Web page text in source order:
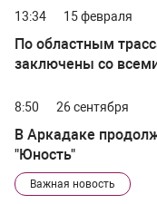
13:34 15 февраля
По областным
заключены со
8:50 26 сентября
В Аркадаке
"Юность"
Важная новость